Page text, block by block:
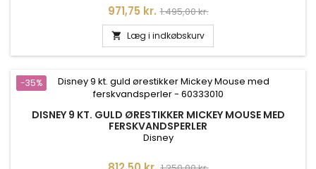
Pris
971,75 kr. Normalpris
1.495,00 kr.
 Læg i indkøbskurv
-35%
DISNEY 9 KT. GULD ØRESTIKKER MICKEY MOUSE MED
FERSKVANDSPERLER
Disney